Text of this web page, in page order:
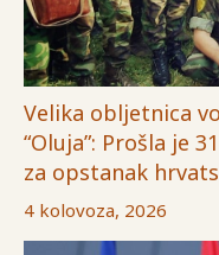
Velika obljetnica
“Oluja”: Prošla je
za opstanak
4 kolovoza, 2026